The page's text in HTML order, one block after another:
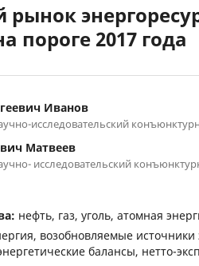
пороге 2017 года
Иванов
исследовательский
Матвеев
исследовательский
нефть, газ, уголь, атомная
возобновляемые
балансы, нетто-